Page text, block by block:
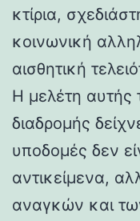
κτίρια,
κοινωνική
αισθητική
Η μελέτη αυτής
διαδρομής
υποδομές δεν
αντικείμενα,
αναγκών και